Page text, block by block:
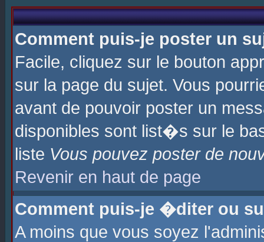
Comment puis-je poster un
Facile, cliquez sur le bouton
sur la page du sujet. Vous
avant de pouvoir poster un
disponibles sont list�s sur le
liste Vous pouvez poster de
Revenir en haut de page
Comment puis-je �diter ou
A moins que vous soyez